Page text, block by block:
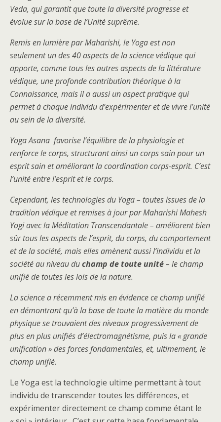
Veda, qui garantit que toute la diversité progresse et
évolue sur la base de l’Unité suprême.
Remis en lumière par Maharishi, le Yoga est non
seulement un des 40 aspects de la science védique qui
apporte, comme tous les autres aspects de la littérature
védique, une profonde contribution théorique à la
Connaissance, mais il a aussi un aspect pratique qui
permet à chaque individu d’expérimenter et de vivre l’unité
au sein de la diversité.
Yoga Asana favorise l’équilibre de la physiologie et
renforce le corps, structurant ainsi un corps sain pour un
esprit sain et améliorant la coordination corps-esprit. C’est
l’unité entre l’esprit et le corps.
Cependant, les technologies du Yoga – toutes issues de la
tradition védique et remises à jour par Maharishi Mahesh
Yogi avec la Méditation Transcendantale – améliorent bien
sûr tous les aspects de l’esprit, du corps, du comportement
et de la société, mais elles amènent aussi l’individu et la
société au niveau duchamp de toute unité– le champ
unifié de toutes les lois de la nature.
La science a récemment mis en évidence ce champ unifié
en démontrant qu’à la base de toute la matière du monde
physique se trouvaient des niveaux progressivement de
plus en plus unifiés d’électromagnétisme, puis la « grande
unification » des forces fondamentales, et, ultimement, le
champ unifié.
Le Yoga est la technologie ultime permettant à tout
individu de transcender toutes les différences, et
expérimenter directement ce champ comme étant le